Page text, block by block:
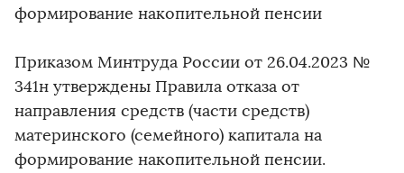
формирование накопительной пенсии
Приказом Минтруда России от 26.04.2023 №
341н утверждены Правила отказа от
направления средств (части средств)
материнского (семейного) капитала на
формирование накопительной пенсии.